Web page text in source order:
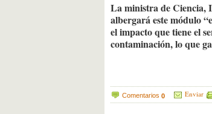
La ministra de Ciencia,
albergará este módulo
el impacto que tiene el
contaminación, lo que
Comentarios 0 Enviar